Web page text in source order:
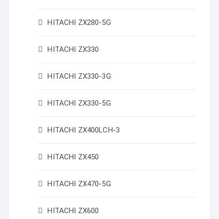
HITACHI ZX280-5G
HITACHI ZX330
HITACHI ZX330-3G
HITACHI ZX330-5G
HITACHI ZX400LCH-3
HITACHI ZX450
HITACHI ZX470-5G
HITACHI ZX600